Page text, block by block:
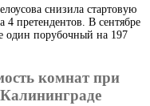
снизила стартовую
4 претендентов. В сентябре
один порубочный на 197
комнат при